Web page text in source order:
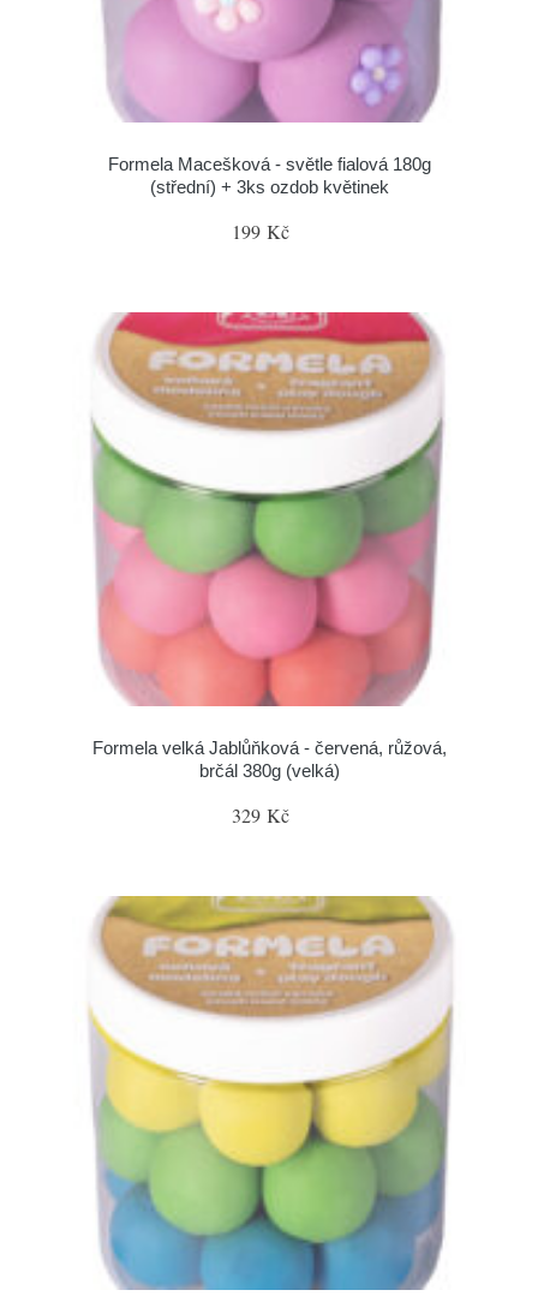
Formela Macešková - světle fialová 180g
(střední) + 3ks ozdob květinek
199 Kč
Formela velká Jablůňková - červená, růžová,
brčál 380g (velká)
329 Kč